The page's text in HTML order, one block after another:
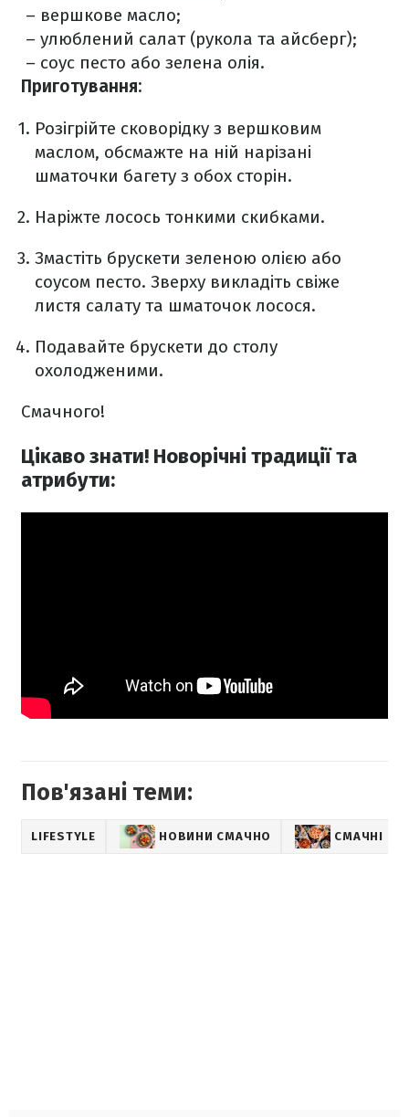
– вершкове масло;
– улюблений салат (рукола та айсберг);
– соус песто або зелена олія.
Приготування:
Розігрійте сковорідку з вершковим
маслом, обсмажте на ній нарізані
шматочки багету з обох сторін.
Наріжте лосось тонкими скибками.
Змастіть брускети зеленою олією або
соусом песто. Зверху викладіть свіже
листя салату та шматочок лосося.
Подавайте брускети до столу
охолодженими.
Смачного!
Цікаво знати! Новорічні традиції та
атрибути:
Пов'язані теми:
LIFESTYLE НОВИНИ СМАЧНО СМАЧНІ